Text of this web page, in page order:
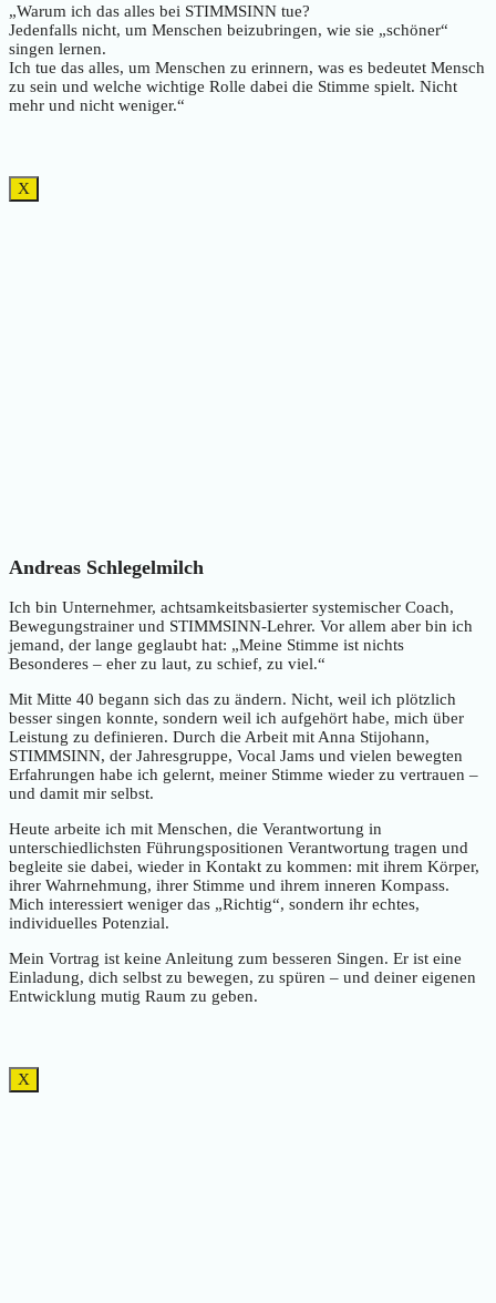
„Warum ich das alles bei STIMMSINN tue?
Jedenfalls nicht, um Menschen beizubringen, wie sie „schöner“
singen lernen.
Ich tue das alles, um Menschen zu erinnern, was es bedeutet Mensch
zu sein und welche wichtige Rolle dabei die Stimme spielt. Nicht
mehr und nicht weniger.“
X
Andreas Schlegelmilch
Ich bin Unternehmer, achtsamkeitsbasierter systemischer Coach,
Bewegungstrainer und STIMMSINN-Lehrer. Vor allem aber bin ich
jemand, der lange geglaubt hat: „Meine Stimme ist nichts
Besonderes – eher zu laut, zu schief, zu viel.“
Mit Mitte 40 begann sich das zu ändern. Nicht, weil ich plötzlich
besser singen konnte, sondern weil ich aufgehört habe, mich über
Leistung zu definieren. Durch die Arbeit mit Anna Stijohann,
STIMMSINN, der Jahresgruppe, Vocal Jams und vielen bewegten
Erfahrungen habe ich gelernt, meiner Stimme wieder zu vertrauen –
und damit mir selbst.
Heute arbeite ich mit Menschen, die Verantwortung in
unterschiedlichsten Führungspositionen Verantwortung tragen und
begleite sie dabei, wieder in Kontakt zu kommen: mit ihrem Körper,
ihrer Wahrnehmung, ihrer Stimme und ihrem inneren Kompass.
Mich interessiert weniger das „Richtig“, sondern ihr echtes,
individuelles Potenzial.
Mein Vortrag ist keine Anleitung zum besseren Singen. Er ist eine
Einladung, dich selbst zu bewegen, zu spüren – und deiner eigenen
Entwicklung mutig Raum zu geben.
X